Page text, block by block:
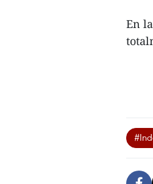
En